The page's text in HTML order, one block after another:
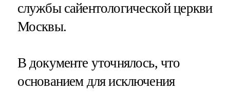
службы сайентологической церкви
Москвы.
В документе уточнялось, что
основанием для исключения